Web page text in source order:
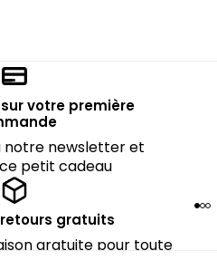
votre première
notre newsletter et
petit cadeau
gratuits
gratuite pour toute